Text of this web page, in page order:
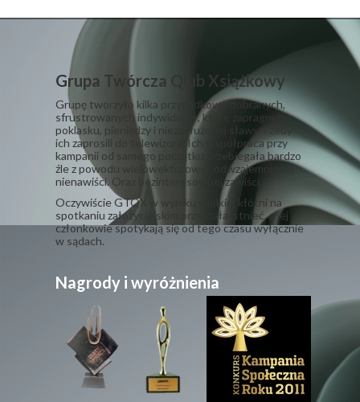
Grupa Twórcza Qlub Xsiążkowy
Grupę tworzyło kilka przypadkowo dobranych,
sfrustrowanych indywiduów, które zapragnęły
poklasku, pieniędzy i niezasłużonej sławy. I żeby
ich zaprosili do telewizora. Ich współpraca przy
kampanii od samego początku przebiegała bardzo
źle z powodu wielowektorowej, odwzajemnionej
nienawiści. Oraz bezinteresownej zawiści.
​Oczywiście GTQX w wyniku wielkiej kłótni na
spotkaniu założycielskim przestała istnieć, a jej
członkowie spotykają się od tego czasu wyłącznie
w sądach.
Nagrody i wyróżnienia